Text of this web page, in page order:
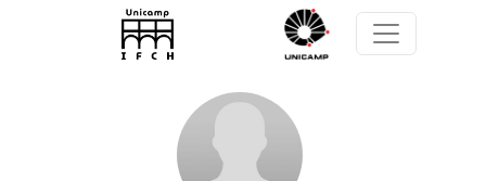
Pular para o conteúdo principal